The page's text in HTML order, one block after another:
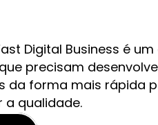
Digital Business é
precisam
da forma mais rápida
qualidade.